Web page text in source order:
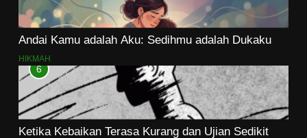
Andai Kamu adalah Aku: Sedihmu adalah Dukaku
HIKMAH
6
Ketika Kebaikan Terasa Kurang dan Ujian Sedikit